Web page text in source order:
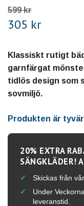
599 kr
305 kr
Klassiskt rutigt
garnfärgat
tidlös design som
sovmiljö.
Produkten är
20% EXTRA
SÄNGKLÄDER!
Skickas från
Under
leveranstid.